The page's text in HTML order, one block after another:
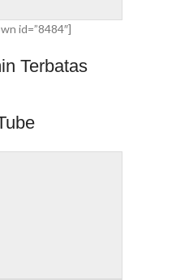
id=”8484″]
Terbatas